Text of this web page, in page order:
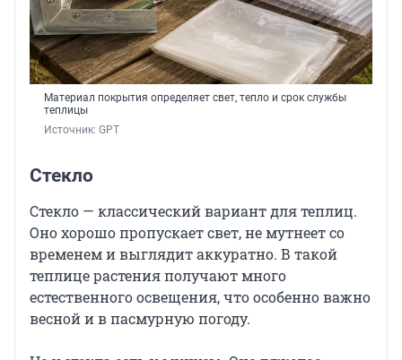
Материал покрытия определяет свет, тепло и срок службы
теплицы
Источник: GPT
Стекло
Стекло — классический вариант для теплиц.
Оно хорошо пропускает свет, не мутнеет со
временем и выглядит аккуратно. В такой
теплице растения получают много
естественного освещения, что особенно важно
весной и в пасмурную погоду.